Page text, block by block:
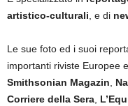
artistico-culturali, e di
Le sue foto ed i suoi
importanti riviste Europee
Smithsonian Magazin,
Corriere della Sera,